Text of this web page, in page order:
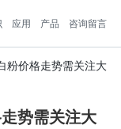
应用 产品 咨询留言
粉价格走势需关注大
势需关注大